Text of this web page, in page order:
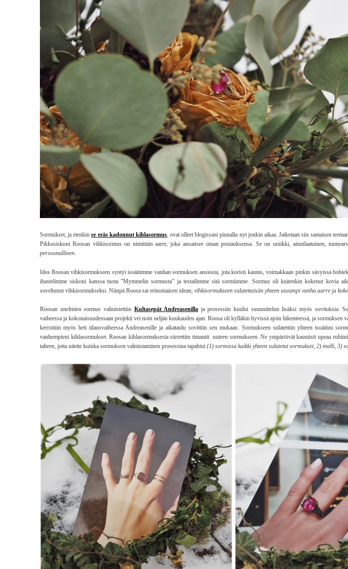
Sormukset, ja etenkinse eräs kadonnut kihlasormus, ovat olleet blogissani pinnalla nyt jonkin aikaa. Jatketaan siis samaisen
Pikkusiskoni Roosan vihkisormus on nimittäin aarre, joka ansaitsee oman postauksensa. Se on uniikki, ainutlaatuinen,
persoonallinen.
Idea Roosan vihkisormukseen syntyi isoäitimme vanhan sormuksen ansiosta, jota koristi kaunis, voimakkaan pinkin sävyissä
ihastelimme siskoni kanssa tuota ”Mymmelin sormusta” ja testailimme sitä sormiimme. Sormus oli kuitenkin kokenut kovia
soveltunut vihkisormukseksi. Niinpä Roosa sai erinomaisen idean; vihkisormukseen sulatettaisiin yhteen useampi vanha aarre ja
Roosan unelmien sormus valmistettiin Kultasepät Andreasenilla ja prosessiin kuului suunnittelun lisäksi myös sovituksia.
vaiheessa ja kokonaisuudessaan projekti vei noin neljän kuukauden ajan. Roosa oli kylläkin hyvissä ajoin liikenteessä, ja sormuksen
kerrottiin myös heti tilausvaiheessa Andreasenille ja aikataulu sovittiin sen mukaan. Sormukseen sulatettiin yhteen isoäitini
vanhempieni kihlasormukset. Roosan kihlasormuksesta siirrettiin timantit uuteen sormukseen. Ne ympäröivät kauniisti upeaa
talteen, jotta näette kuinka sormuksen valmistaminen prosessina tapahtui (1) sormissa kaikki yhteen sulatetut sormukset, 2) malli, 3)